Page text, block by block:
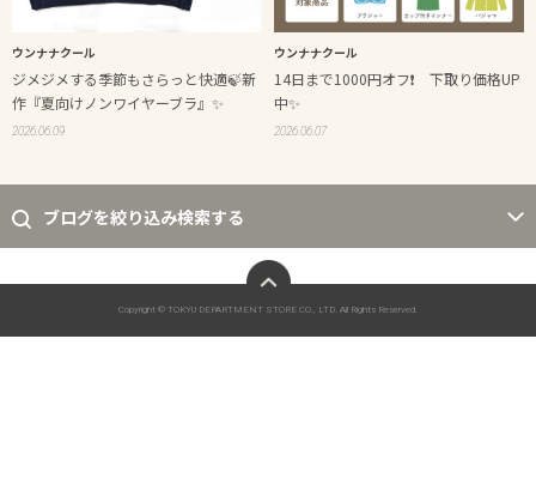
ウンナナクール
ジメジメする季節もさらっと快適🍃新
作『夏向けノンワイヤーブラ』✨
2026.06.09
ウンナナクール
14日まで1000円オフ❗️ 下取り価格UP
中✨
2026.06.07
ブログを絞り込み検索する
Copyright © TOKYU DEPARTMENT STORE CO., LTD. All Rights Reserved.